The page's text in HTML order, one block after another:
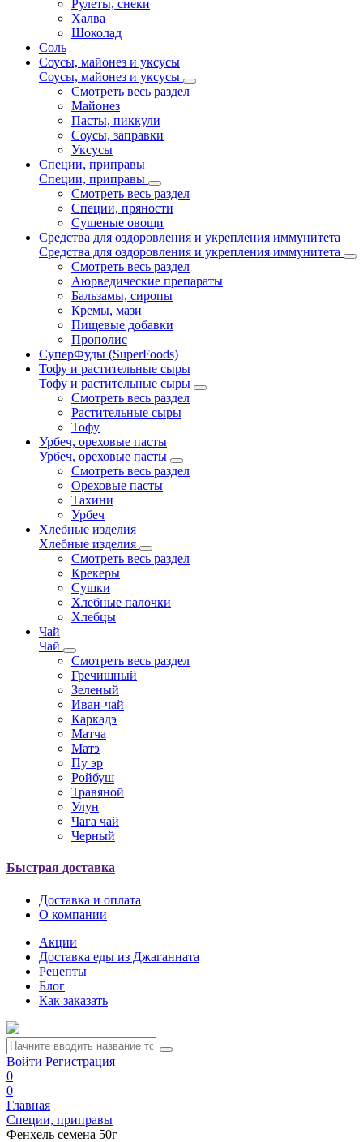
Рулеты, снеки
Халва
Шоколад
Соль
Соусы, майонез и уксусы
Соусы, майонез и уксусы
Смотреть весь раздел
Майонез
Пасты, пиккули
Соусы, заправки
Уксусы
Специи, приправы
Специи, приправы
Смотреть весь раздел
Специи, пряности
Сушеные овощи
Средства для оздоровления и укрепления иммунитета
Средства для оздоровления и укрепления иммунитета
Смотреть весь раздел
Аюрведические препараты
Бальзамы, сиропы
Кремы, мази
Пищевые добавки
Прополис
СуперФуды (SuperFoods)
Тофу и растительные сыры
Тофу и растительные сыры
Смотреть весь раздел
Растительные сыры
Тофу
Урбеч, ореховые пасты
Урбеч, ореховые пасты
Смотреть весь раздел
Ореховые пасты
Тахини
Урбеч
Хлебные изделия
Хлебные изделия
Смотреть весь раздел
Крекеры
Сушки
Хлебные палочки
Хлебцы
Чай
Чай
Смотреть весь раздел
Гречишный
Зеленый
Иван-чай
Каркадэ
Матча
Матэ
Пу эр
Ройбуш
Травяной
Улун
Чага чай
Черный
Быстрая доставка
Доставка и оплата
О компании
Акции
Доставка еды из Джаганната
Рецепты
Блог
Как заказать
Войти Регистрация
0
0
Главная
Специи, приправы
Фенхель семена 50г